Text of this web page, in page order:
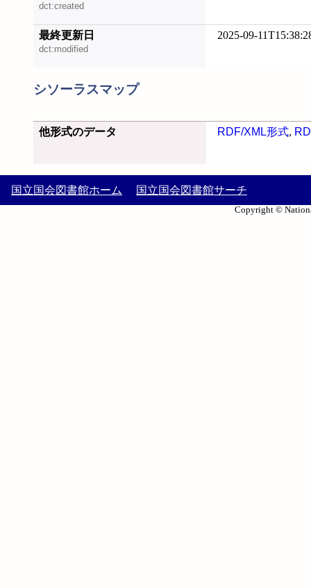
dct:created
最終更新日
dct:modified
2025-09-
シソーラスマップ
他形式のデータ RDF/XML形式,
国立国会図書館ホーム 国立国会図書館サーチ
Copyright ©